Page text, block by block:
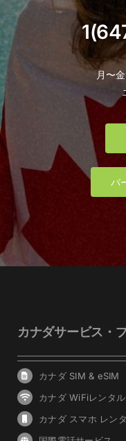
月〜
バ
カナダサービス・
カナダ SIM & eSIM
カナダ WiFiレンタ
カナダ スマホ レン